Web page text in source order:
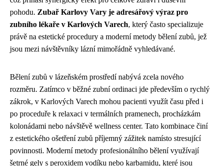
pohodu. Zubař Karlovy Vary je adresářový výraz pro
zubního lékaře v Karlových Varech, který často specializuje
právě na estetické procedury a moderní metody bělení zubů, jež
jsou mezi návštěvníky lázní mimořádně vyhledávané.
Bělení zubů v lázeňském prostředí nabývá zcela nového
rozměru. Zatímco v běžné zubní ordinaci jde především o rychlý
zákrok, v Karlových Varech mohou pacienti využít času před i
po proceduře k relaxaci v termálních pramenech, procházkám
kolonádami nebo návštěvě wellness center. Tato kombinace činí
z estetického ošetření zubů příjemný zážitek namísto stresující
povinnosti. Moderní metody profesionálního bělení využívají
šetrné gely s peroxidem vodíku nebo karbamidu, které jsou